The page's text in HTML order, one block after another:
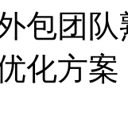
包团队
化方